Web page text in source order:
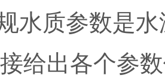
水质参数是水
给出各个参